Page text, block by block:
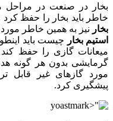
بخار در صنعت در مراحل
خاطر باید بخار را حفظ
بخار نیز به همین خاطر
استیم بخار
چیست باید
میعانات گازی را حفظ کند
گرمایشی بدون هر گونه
مورد گازهای غیر قابل
پیشگیری کرد.